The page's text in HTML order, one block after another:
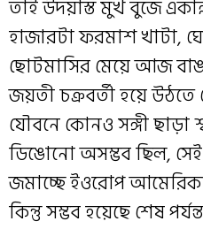
তাই উদয়াস্ত মুখ বুজে
হাজারটা ফরমাশ খাটা,
ছোটমাসির মেয়ে আজ
জয়তী চক্রবর্তী হয়ে
যৌবনে কোনও সঙ্গী ছাড়া
ডিঙোনো অসম্ভব ছিল,
জমাচ্ছে ইওরোপ
কিন্তু সম্ভব হয়েছে শেষ